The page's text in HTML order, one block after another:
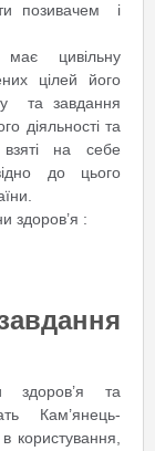
позивачем і
цивільну
цілей його
та завдання
діяльності та
на себе
до цього
здоров’я :
здоров’я та
Кам’янець-
користування,